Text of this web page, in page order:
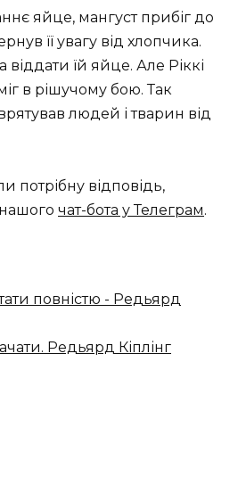
яйце, мангуст прибіг до
її увагу від хлопчика.
віддати їй яйце. Але Ріккі
в рішучому бою. Так
людей і тварин від
потрібну відповідь,
чат-бота у Телеграм.
повністю - Редьярд
Редьярд Кіплінг